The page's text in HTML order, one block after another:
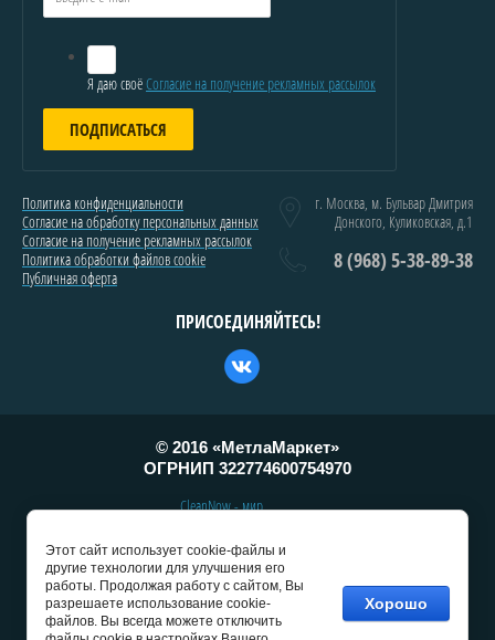
Я даю своёСогласие на получение рекламных рассылок
ПОДПИСАТЬСЯ
Политика конфиденциальности
Согласие на обработку персональных данных
Согласие на получение рекламных рассылок
Политика обработки файлов cookie
Публичная оферта
г. Москва, м. Бульвар Дмитрия
Донского, Куликовская, д.1
8 (968) 5-38-89-38
ПРИСОЕДИНЯЙТЕСЬ!
© 2016 «МетлаМаркет»
ОГРНИП 322774600754970
CleanNow - мир
уборки и клининг
Этот сайт использует cookie-файлы и
другие технологии для улучшения его
работы. Продолжая работу с сайтом, Вы
разрешаете использование cookie-
файлов. Вы всегда можете отключить
Хорошо